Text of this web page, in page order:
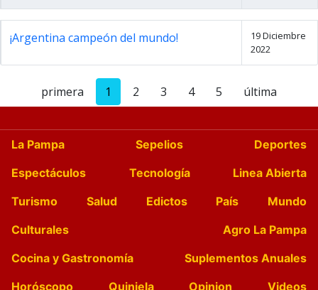
¡Argentina campeón del mundo!
19 Diciembre
2022
primera 1 2 3 4 5 última
La Pampa Sepelios
Deportes
Espectáculos
Tecnología
Linea Abierta
Turismo
Salud Edictos País
Mundo
Culturales
Agro La Pampa
Cocina y Gastronomía
Suplementos Anuales
Horóscopo
Quiniela Opinion
Videos